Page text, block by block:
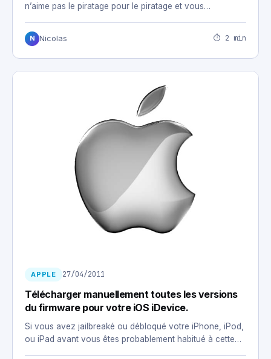
n’aime pas le piratage pour le piratage et vous…
N Nicolas ⏱ 2 min
APPLE 27/04/2011
Télécharger manuellement toutes les versions
du firmware pour votre iOS iDevice.
Si vous avez jailbreaké ou débloqué votre iPhone, iPod,
ou iPad avant vous êtes probablement habitué à cette…